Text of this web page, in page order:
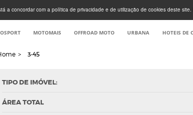
a concordar com a política de privacidade e de utilização de cookies deste
MOTOMAIS OFFROAD MOTO URBANA HOTEIS DE
> 3-45
TIPO DE IMÓVEL:
ÁREA TOTAL